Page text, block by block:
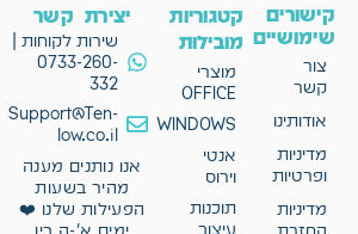
קישורים
שימושיים
צור
קשר
אודותינו
מדיניות
ופרטיות
מדיניות
קטגוריות
מובילות
מוצרי
OFFICE
WINDOWS
אנטי
וירוס
תוכנות
עיצוב
יצירת קשר
שירות לקוחות |
0733-260-
332
Support@Ten-
low.co.il
אנו נותנים מענה
מהיר בשעות
הפעילות שלנו ❤️